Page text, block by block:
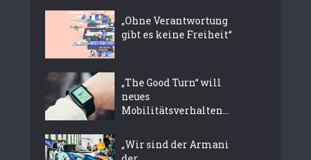
„Ohne Verantwortung
gibt es keine Freiheit“
„The Good Turn“ will
neues
Mobilitätsverhalten...
„Wir sind der Armani